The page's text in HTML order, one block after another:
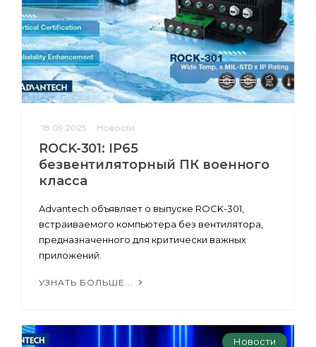
18.09.2025 Новости
ROCK-301: IP65
безвентиляторный ПК военного
класса
Advantech объявляет о выпуске ROCK-301,
встраиваемого компьютера без вентилятора,
предназначенного для критически важных
приложений.
УЗНАТЬ БОЛЬШЕ...
Новости